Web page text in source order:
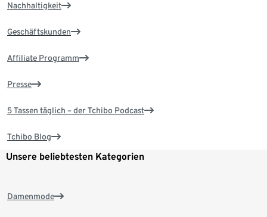
Nachhaltigkeit
Geschäftskunden
Affiliate Programm
Presse
5 Tassen täglich – der Tchibo Podcast
Tchibo Blog
Unsere beliebtesten Kategorien
Damenmode